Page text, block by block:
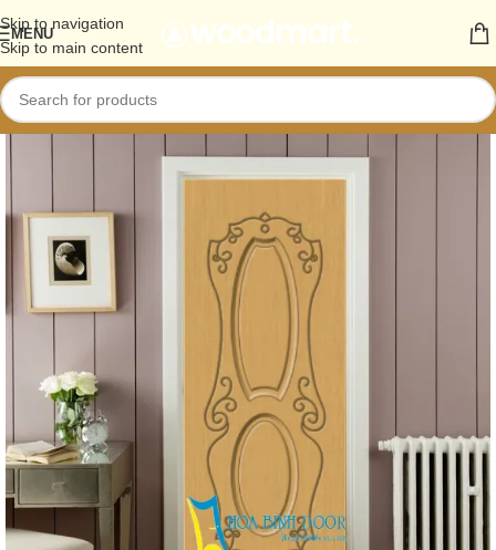
Skip to navigation
Skip to main content
MENU